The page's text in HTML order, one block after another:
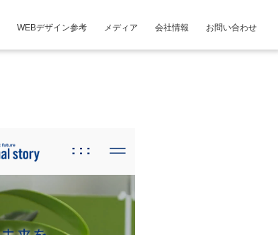
WEBデザイン参考 メディア 会社情報 お問い合わせ